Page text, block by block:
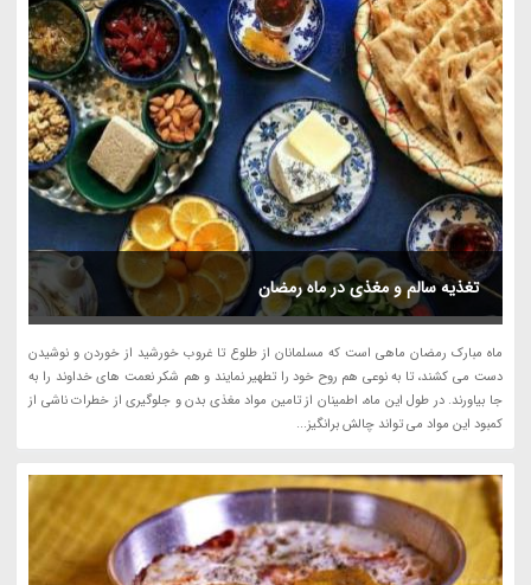
تغذیه سالم و مغذی در ماه رمضان
ماه مبارک رمضان ماهی است که مسلمانان از طلوع تا غروب خورشید از خوردن و نوشیدن
دست می کشند، تا به نوعی هم روح خود را تطهیر نمایند و هم شکر نعمت های خداوند را به
جا بیاورند. در طول این ماه، اطمینان از تامین مواد مغذی بدن و جلوگیری از خطرات ناشی از
کمبود این مواد می تواند چالش برانگیز...